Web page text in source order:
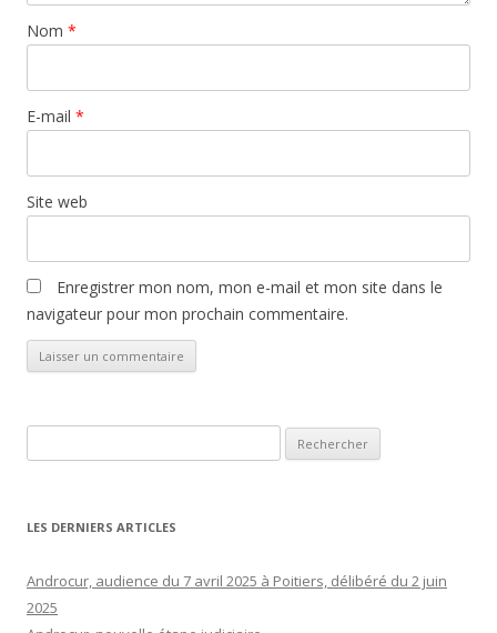
Nom *
E-mail *
Site web
Enregistrer mon nom, mon e-mail et mon site dans le
navigateur pour mon prochain commentaire.
LES DERNIERS ARTICLES
Androcur, audience du 7 avril 2025 à Poitiers, délibéré du 2 juin
2025